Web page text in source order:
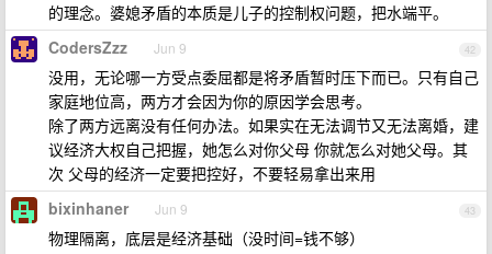
的理念。婆媳矛盾的本质是儿子的控制权问题，把水端平。
42
CodersZzz Jun 9
没用，无论哪一方受点委屈都是将矛盾暂时压下而已。只有自己
家庭地位高，两方才会因为你的原因学会思考。
除了两方远离没有任何办法。如果实在无法调节又无法离婚，建
议经济大权自己把握，她怎么对你父母 你就怎么对她父母。其
次 父母的经济一定要把控好，不要轻易拿出来用
43
bixinhaner Jun 9
物理隔离，底层是经济基础（没时间=钱不够）